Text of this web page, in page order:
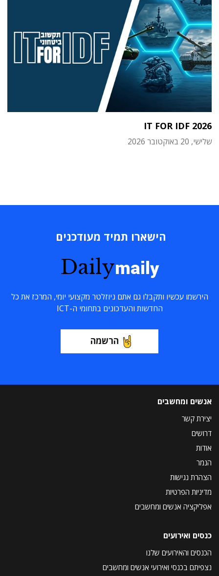
IT FOR IDF 2026
שלישי, 20 באוקטובר 2026
הישארו תמיד מעודכנים
Dailymaily
הירשמו עכשיו ותקבלו גם אתם ניוזלטר מקצועי יומי, המרכז את כל
החדשות והעדכונים בתחומי ה-ICT
הרשמה
אנשים ומחשבים
יצירת קשר
דרושים
אודות
הנמר
הצהרת נגישות
מדיניות הפרטיות
אפליקציה אנשים ומחשבים
כנסים ואירועים
הכנסים והאירועים שלנו
נצפיתם בכנסי ואירועי אנשים ומחשבים